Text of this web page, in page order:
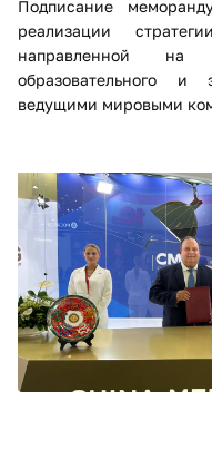
Подписание
реализации
направленной на
образовательного и
ведущими мировыми